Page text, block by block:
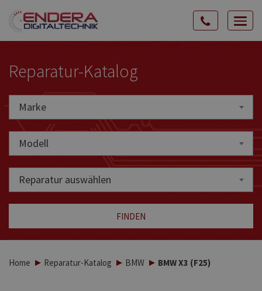
Reparatur-Katalog
MarkeMarke
Modell
Reparatur auswählen
FINDEN
Home Reparatur-Katalog BMW BMW X3 (F25)